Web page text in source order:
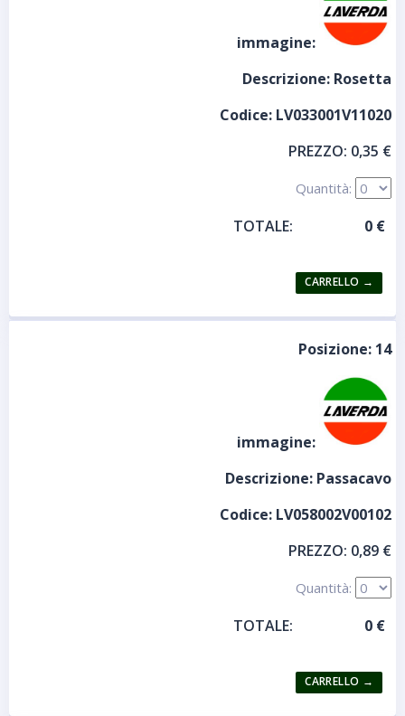
immagine:
Descrizione: Rosetta
Codice: LV033001V11020
PREZZO: 0,35 €
Quantità:
TOTALE:
Posizione: 14
immagine:
Descrizione: Passacavo
Codice: LV058002V00102
PREZZO: 0,89 €
Quantità:
TOTALE: